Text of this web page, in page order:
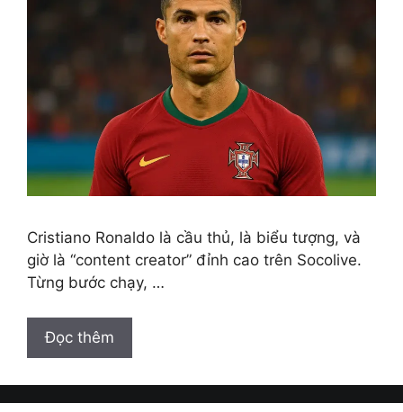
Cristiano Ronaldo là cầu thủ, là biểu tượng, và
giờ là “content creator” đỉnh cao trên Socolive.
Từng bước chạy, …
Đọc thêm